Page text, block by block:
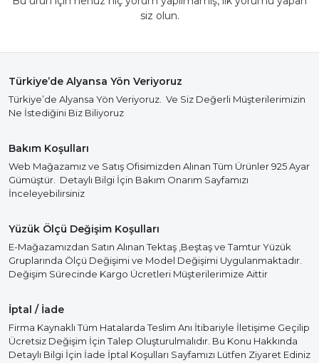
siz olun.
Türkiye’de Alyansa Yön Veriyoruz
Türkiye’de Alyansa Yön Veriyoruz. Ve Siz Değerli Müşterilerimizin
Ne İstediğini Biz Biliyoruz
Bakım Koşulları
Web Mağazamız ve Satış Ofisimizden Alınan Tüm Ürünler 925 Ayar
Gümüştür. Detaylı Bilgi İçin Bakım Onarım Sayfamızı
İnceleyebilirsiniz
Yüzük Ölçü Değişim Koşulları
E-Mağazamızdan Satın Alınan Tektaş ,Beştaş ve Tamtur Yüzük
Gruplarında Ölçü Değişimi ve Model Değişimi Uygulanmaktadır.
Değişim Sürecinde Kargo Ücretleri Müşterilerimize Aittir
İptal / İade
Firma Kaynaklı Tüm Hatalarda Teslim Anı İtibariyle İletişime Geçilip
Ücretsiz Değişim İçin Talep Oluşturulmalıdır. Bu Konu Hakkında
Detaylı Bilgi İçin İade İptal Koşulları Sayfamızı Lütfen Ziyaret Ediniz